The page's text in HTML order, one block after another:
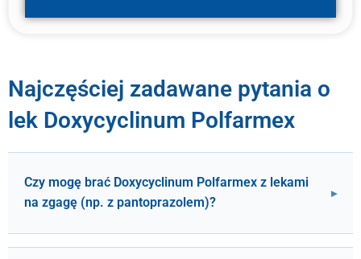
Najczęściej zadawane pytania o
lek Doxycyclinum Polfarmex
Czy mogę brać Doxycyclinum Polfarmex z lekami
na zgagę (np. z pantoprazolem)?